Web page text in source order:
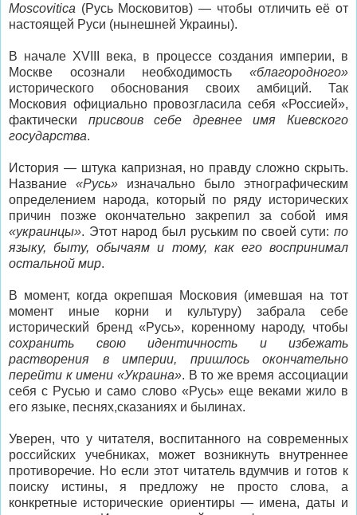
Moscovitica (Русь Московитов) — чтобы отличить её от
настоящей Руси (нынешней Украины).
В начале XVIII века, в процессе создания империи, в
Москве осознали необходимость «благородного»
исторического обоснования своих амбиций. Так
Московия официально провозгласила себя «Россией»,
фактически присвоив себе древнее имя Киевского
государства.
История — штука капризная, но правду сложно скрыть.
Название «Русь» изначально было этнографическим
определением народа, который по ряду исторических
причин позже окончательно закрепил за собой имя
«украинцы». Этот народ был руським по своей сути: по
языку, быту, обычаям и тому, как его воспринимал
остальной мир.
В момент, когда окрепшая Московия (имевшая на тот
момент иные корни и культуру) забрала себе
исторический бренд «Русь», коренному народу, чтобы
сохранить свою идентичность и избежать
растворения в империи, пришлось окончательно
перейти к имени «Украина». В то же время ассоциации
себя с Русью и само слово «Русь» еще веками жило в
его языке, песнях,сказаниях и былинах.
Уверен, что у читателя, воспитанного на современных
российских учебниках, может возникнуть внутреннее
противоречие. Но если этот читатель вдумчив и готов к
поиску истины, я предложу не просто слова, а
конкретные исторические ориентиры — имена, даты и